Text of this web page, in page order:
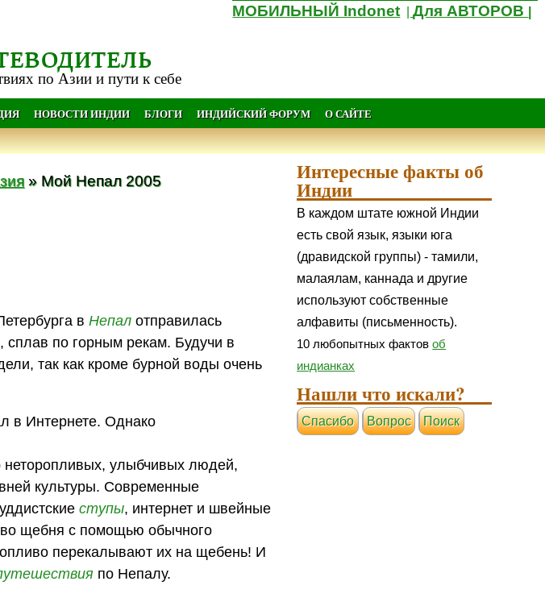
МОБИЛЬНЫЙ Indonet |Для АВТОРОВ
по Азии и пути к себе
НОВОСТИ ИНДИИ БЛОГИ ИНДИЙСКИЙ ФОРУМ О САЙТЕ
» Мой Непал 2005
вНепал отправилась
сплав по горным рекам. Будучи в
так как кроме бурной воды очень
в Интернете. Однако
неторопливых, улыбчивых людей,
культуры. Современные
ступы, интернет и швейные
щебня с помощью обычного
перекалывают их на щебень! И
по Непалу.
Интересные факты об
Индии
В каждом штате южной Индии
есть свой язык, языки юга
(дравидской группы) - тамили,
малаялам, каннада и другие
используют собственные
алфавиты (письменность).
10 любопытных фактовоб
индианках
Нашли что искали?
Cпасибо Вопрос Поиск